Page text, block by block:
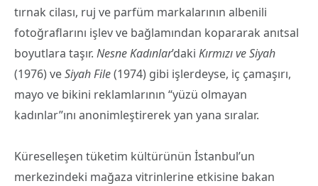
tırnak cilası, ruj ve parfüm markalarının albenili
fotoğraflarını işlev ve bağlamından kopararak anıtsal
boyutlara taşır. Nesne Kadınlar’daki Kırmızı ve Siyah
(1976) veSiyah File(1974) gibi işlerdeyse, iç çamaşırı,
mayo ve bikini reklamlarının “yüzü olmayan
kadınlar”ını anonimleştirerek yan yana sıralar.
Küreselleşen tüketim kültürünün İstanbul’un
merkezindeki mağaza vitrinlerine etkisine bakan